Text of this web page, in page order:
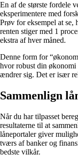
En af de største fordele
eksperimentere med
Prøv for eksempel at
renten stiger med 1
ekstra af hver måned.
Denne form for
hvor robust din økonomi
ændrer sig. Det er især
Sammenlign
Når du har tilpasset
resultaterne til at
låneportaler giver
tværs af banker og
bedste vilkår.